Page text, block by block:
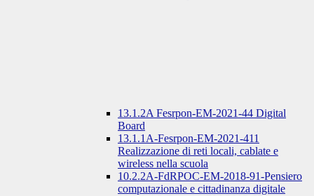
13.1.2A Fesrpon-EM-2021-44 Digital
Board
13.1.1A-Fesrpon-EM-2021-411
Realizzazione di reti locali, cablate e
wireless nella scuola
10.2.2A-FdRPOC-EM-2018-91-Pensiero
computazionale e cittadinanza digitale